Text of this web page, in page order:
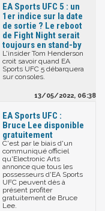
EA Sports UFC 5 : un
1er indice sur la date
de sortie ? Le reboot
de Fight Night serait
toujours en stand-by
L'insider Tom Henderson
croit savoir quand EA
Sports UFC 5 débarquera
sur consoles.
13/05/2022, 06:38
EA Sports UFC :
Bruce Lee disponible
gratuitement
C'est par le biais d'un
communiqué officiel
qu'Electronic Arts
annonce que tous les
possesseurs d'EA Sports
UFC peuvent dès à
présent profiter
gratuitement de Bruce
Lee.